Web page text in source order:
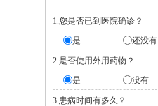
1.您是否已到医院确诊？
是
还没有
2.是否使用外用药物？
是
没有
3.患病时间有多久？